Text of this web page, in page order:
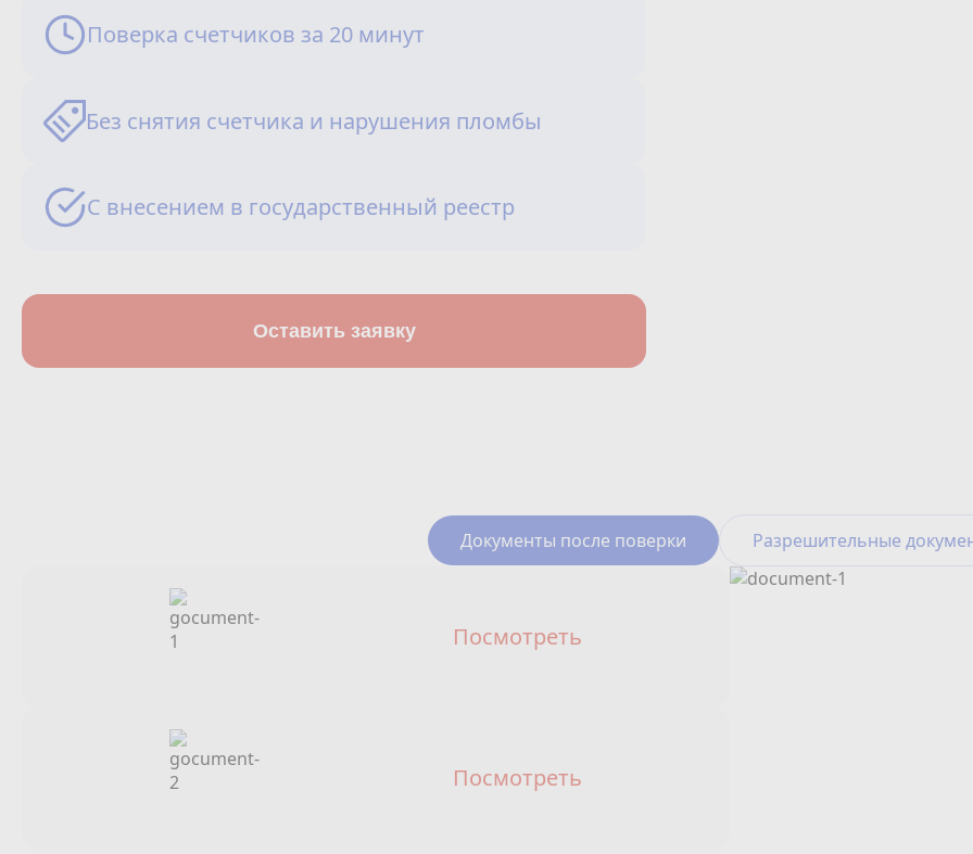
Поверка счетчиков за 20 минут
Без снятия счетчика и нарушения пломбы
С внесением в государственный реестр
Оставить заявку
Документы после поверки Разрешительные
Посмотреть
Посмотреть